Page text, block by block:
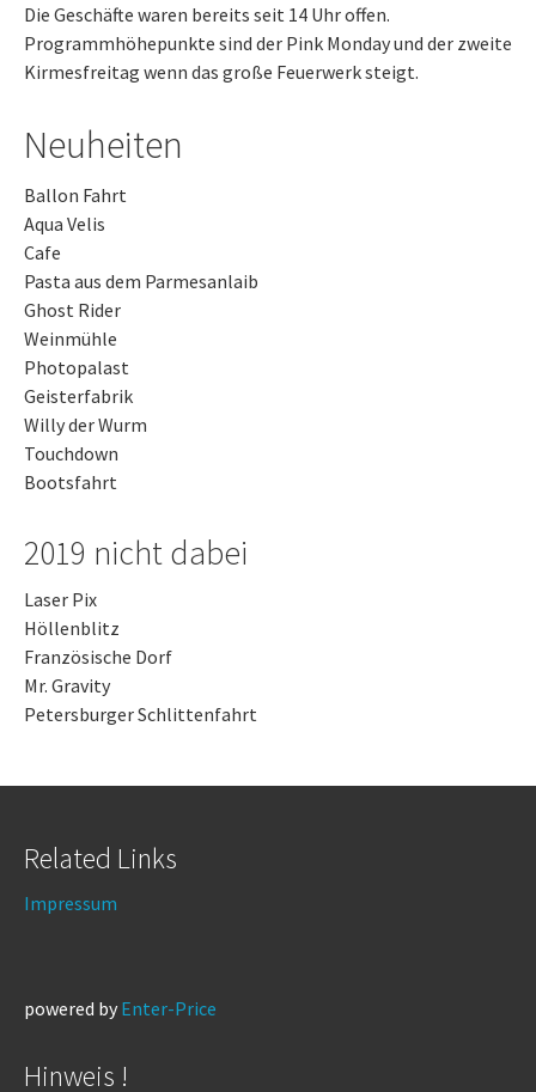
Die Geschäfte waren bereits seit 14 Uhr offen.
Programmhöhepunkte sind der Pink Monday und der zweite
Kirmesfreitag wenn das große Feuerwerk steigt.
Neuheiten
Ballon Fahrt
Aqua Velis
Cafe
Pasta aus dem Parmesanlaib
Ghost Rider
Weinmühle
Photopalast
Geisterfabrik
Willy der Wurm
Touchdown
Bootsfahrt
2019 nicht dabei
Laser Pix
Höllenblitz
Französische Dorf
Mr. Gravity
Petersburger Schlittenfahrt
Related Links
Impressum
powered by Enter-Price
Hinweis !